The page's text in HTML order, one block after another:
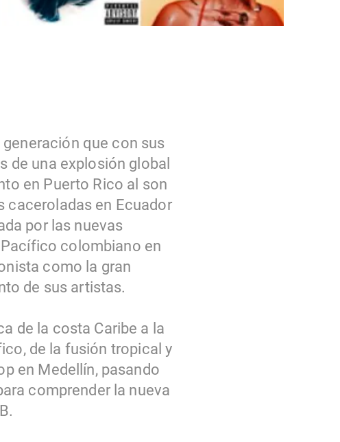
que con sus
de una explosión global
en Puerto Rico al son
caceroladas en Ecuador
por las nuevas
colombiano en
como la gran
de sus artistas.
de la costa Caribe a la
de la fusión tropical y
en Medellín, pasando
comprender la nueva